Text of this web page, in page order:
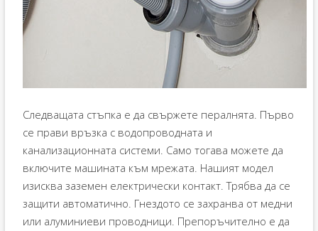
Следващата стъпка е да свържете пералнята. Първо
се прави връзка с водопроводната и
канализационната системи. Само тогава можете да
включите машината към мрежата. Нашият модел
изисква заземен електрически контакт. Трябва да се
защити автоматично. Гнездото се захранва от медни
или алуминиеви проводници. Препоръчително е да